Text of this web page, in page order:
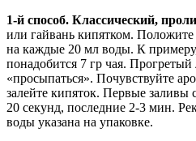
1-й способ. Классический,
или гайвань кипятком. Положите
на каждые 20 мл воды. К
понадобится 7 гр чая. Прогретый
«просыпаться». Почувствуйте
залейте кипяток. Первые заливы
20 секунд, последние 2-3 мин.
воды указана на упаковке.